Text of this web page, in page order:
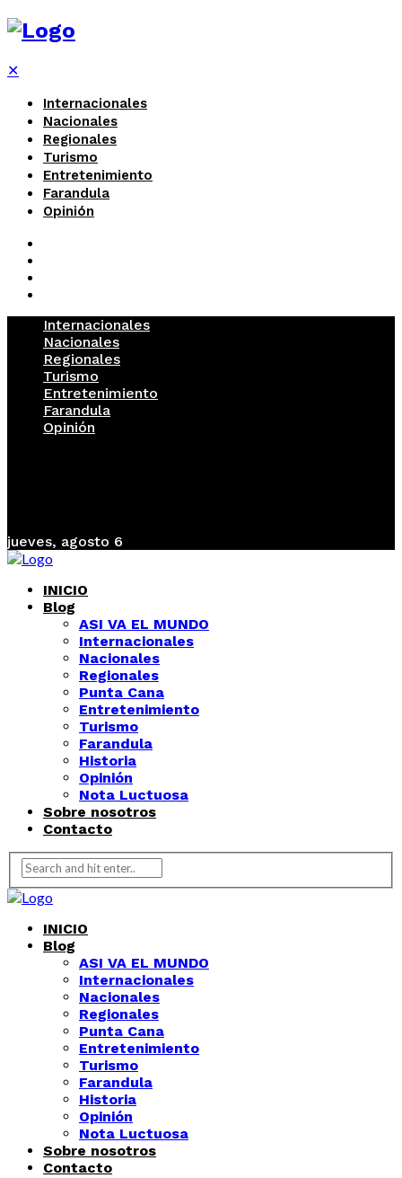
✕
Internacionales
Nacionales
Regionales
Turismo
Entretenimiento
Farandula
Opinión
Internacionales
Nacionales
Regionales
Turismo
Entretenimiento
Farandula
Opinión
jueves, agosto 6
INICIO
Blog
ASI VA EL MUNDO
Internacionales
Nacionales
Regionales
Punta Cana
Entretenimiento
Turismo
Farandula
Historia
Opinión
Nota Luctuosa
Sobre nosotros
Contacto
INICIO
Blog
ASI VA EL MUNDO
Internacionales
Nacionales
Regionales
Punta Cana
Entretenimiento
Turismo
Farandula
Historia
Opinión
Nota Luctuosa
Sobre nosotros
Contacto